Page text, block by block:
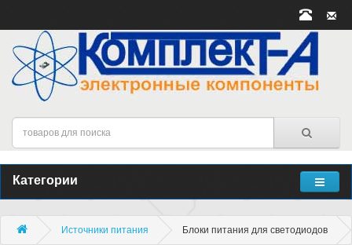
Категории
Источники питания Блоки питания для светодиодов